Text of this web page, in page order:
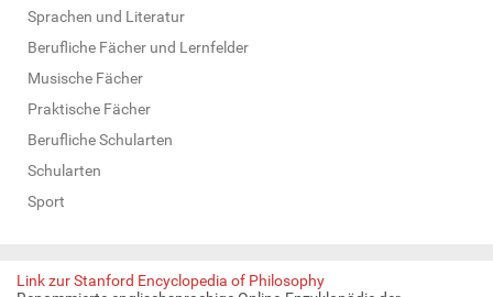
Sprachen und Literatur
Berufliche Fächer und Lernfelder
Musische Fächer
Praktische Fächer
Berufliche Schularten
Schularten
Sport
Link zur Stanford Encyclopedia of Philosophy